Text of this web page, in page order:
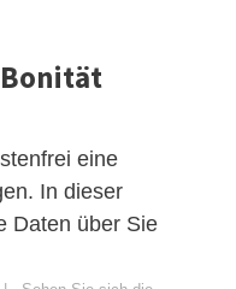
eine
In dieser
Daten über Sie